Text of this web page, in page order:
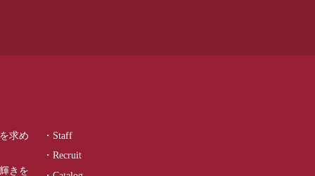
求め
きを
・Staff
・Recruit